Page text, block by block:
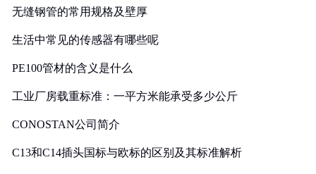
无缝钢管的常用规格及壁厚
生活中常见的传感器有哪些呢
PE100管材的含义是什么
工业厂房载重标准：一平方米能承受多少公斤
CONOSTAN公司简介
C13和C14插头国标与欧标的区别及其标准解析